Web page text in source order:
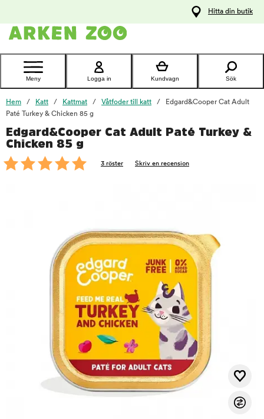
Kontakta
Hitta din butik
Meny Logga in Kundvagn Sök
Hem Katt Kattmat Våtfoder till katt
Edgard&Cooper Cat Adult
Paté Turkey & Chicken 85 g
Edgard&Cooper Cat Adult Paté Turkey &
Chicken 85 g
3 röster Skriv en recension
foo